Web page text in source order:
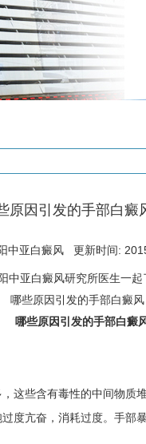
原因引发的手部白癜
中亚白癜风 更新时间:
中亚白癜风研究所医生一起
哪些原因引发的手部白癜
些含有毒性的中间物质
度亢奋，消耗过度。手部